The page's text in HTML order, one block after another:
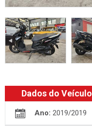
Dados do Veículo
Ano: 2019/2019